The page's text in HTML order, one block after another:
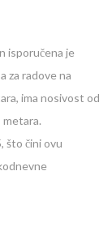
isporučena je
za radove na
ima nosivost od
metara.
što čini ovu